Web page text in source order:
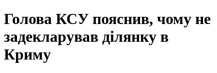
Голова КСУ пояснив, чому не
задекларував ділянку в
Криму